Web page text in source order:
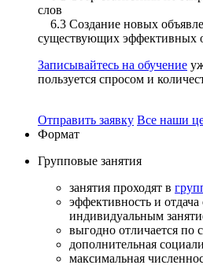
слов
6.3 Создание новых
существующих эффективных
Записывайтесь на обучение
пользуется спросом и
Отправить заявку Все наши
Формат
Групповые занятия
занятия проходят в
эффективность и
индивидуальным
выгодно отличается по
дополнительная
максимальная